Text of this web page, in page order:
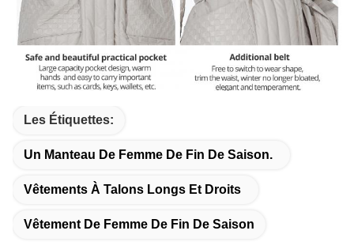
Les Étiquettes:
Un Manteau De Femme De Fin De Saison.
Vêtements À Talons Longs Et Droits
Vêtement De Femme De Fin De Saison